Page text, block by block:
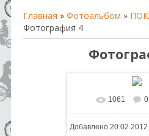
Главная » Фотоальбом »
Фотография 4
В реальном
198.9Kb
1061 0
Добавлено 20.02.2012